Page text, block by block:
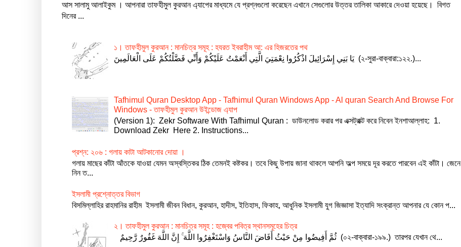
আস সালামু আলাইকুম । আপনারা তাফহীমুল কুরআন এ্যাপের মাধ্যমে যে প্রশ্নগুলো করেছেন এখানে সেগুলোর উত্তর তালিকা আকারে দেওয়া হয়েছে। বিগত
দিনের ...
১। তাফহীমুল কুরআন : মানচিত্র সমূহ : হযরত ইবরাহীম আ: এর হিজরতের পথ
يَا بَنِي إِسْرَائِيلَ اذْكُرُوا نِعْمَتِيَ الَّتِي أَنْعَمْتُ عَلَيْكُمْ وَأَنِّي فَضَّلْتُكُمْ عَلَى الْعَالَمِينَ (২-সুরা-বাক্বারা:১২২.)...
Tafhimul Quran Desktop App - Tafhimul Quran Windows App - Al quran Search And Browse For
Windows - তাফহীমুল কুরআন উইন্ডোজ এ্যাপ
(Version 1): Zekr Software With Tafhimul Quran : ডাউনলোড করার পর এক্সট্রাক্ট করে নিবেন ইনশাআল্লাহ: 1.
Download Zekr Here 2. Instructions...
প্রশ্ন: ২০৬ : গলায় কাটা আটকানোর দোয়া ।
গলায় মাছের কাঁটা আঁতকে যাওয়া যেমন অস্বস্তিকর ঠিক তেমনই কষ্টকর। তবে কিছু উপায় জানা থাকলে আপনি অল্প সময়ে দূর করতে পারবেন এই কাঁটা। জেনে
নিন ত...
ইসলামী প্রশ্নোত্তর বিভাগ
বিসমিল্লাহির রাহমানির রাহীম ইসলামী জীবন বিধান, কুরআন, হাদীস, ইতিহাস, ফিকাহ, আধুনিক ইসলামী যুগ জিজ্ঞাসা ইত্যাদি সংক্রান্ত আপনার যে কোন প...
২। তাফহীমুল কুরআন : মানচিত্র সমূহ : হজ্বের পবিত্র স্থানসমূহের চিত্র
ثُمَّ أَفِيضُوا مِنْ حَيْثُ أَفَاضَ النَّاسُ وَاسْتَغْفِرُوا اللَّهَ ۚ إِنَّ اللَّهَ غَفُورٌ رَّحِيمٌ (০২-বাক্বারা-১৯৯.) তারপর যেখান থে...